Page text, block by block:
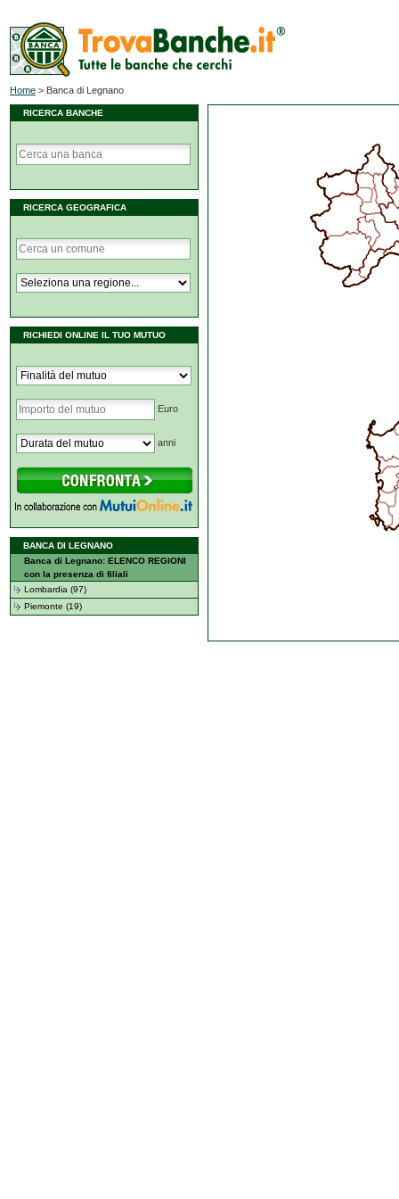
Home > Banca di Legnano
RICERCA BANCHE
RICERCA GEOGRAFICA
RICHIEDI ONLINE IL TUO MUTUO
Euro
anni
BANCA DI LEGNANO
Banca di Legnano: ELENCO REGIONI
con la presenza di filiali
Lombardia (97)
Piemonte (19)